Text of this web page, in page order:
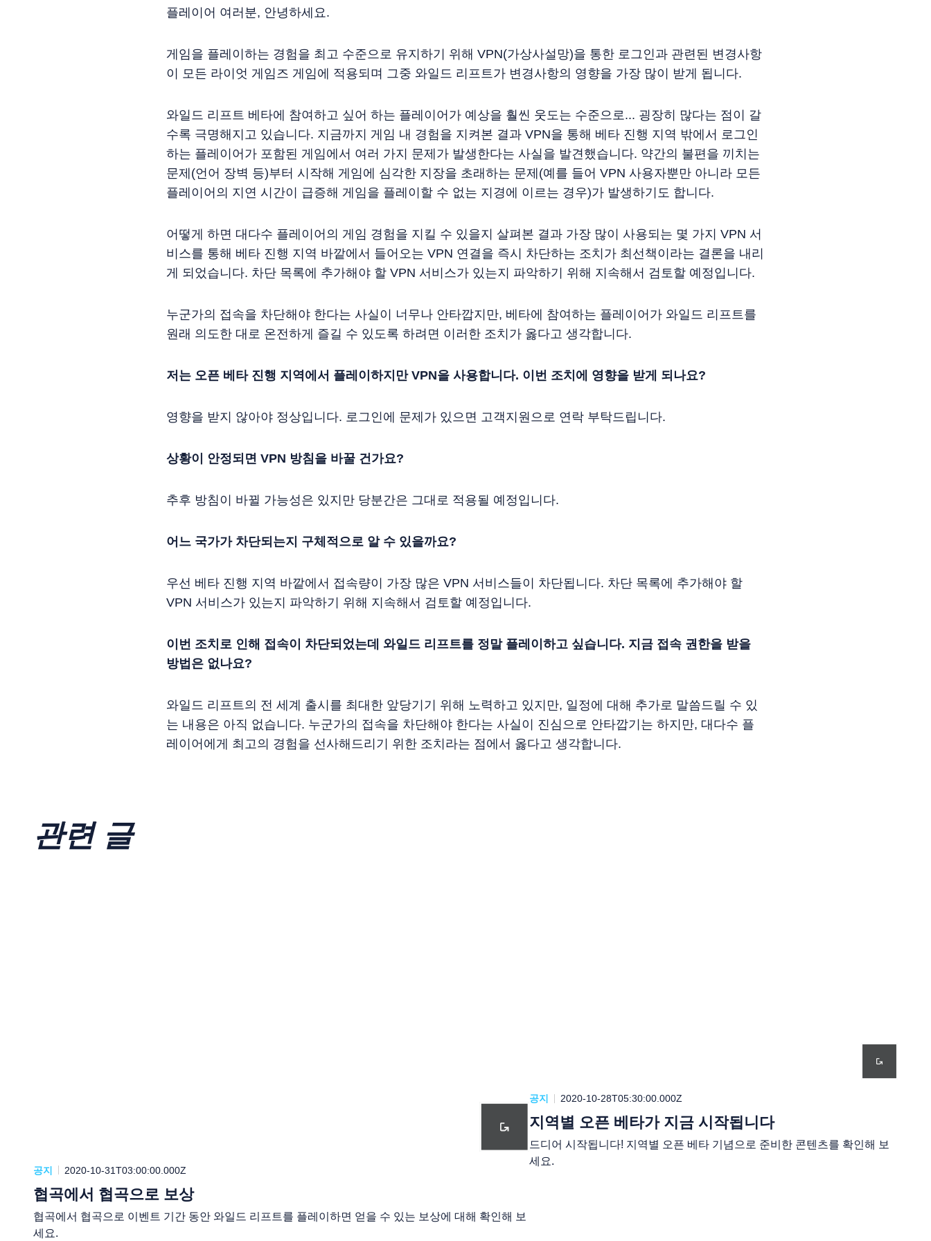
플레이어 여러분, 안녕하세요.
게임을 플레이하는 경험을 최고 수준으로 유지하기 위해 VPN(가상사설망)을 통한 로그인과 관련된 변경사항
이 모든 라이엇 게임즈 게임에 적용되며 그중 와일드 리프트가 변경사항의 영향을 가장 많이 받게 됩니다.
와일드 리프트 베타에 참여하고 싶어 하는 플레이어가 예상을 훨씬 웃도는 수준으로... 굉장히 많다는 점이 갈
수록 극명해지고 있습니다. 지금까지 게임 내 경험을 지켜본 결과 VPN을 통해 베타 진행 지역 밖에서 로그인
하는 플레이어가 포함된 게임에서 여러 가지 문제가 발생한다는 사실을 발견했습니다. 약간의 불편을 끼치는
문제(언어 장벽 등)부터 시작해 게임에 심각한 지장을 초래하는 문제(예를 들어 VPN 사용자뿐만 아니라 모든
플레이어의 지연 시간이 급증해 게임을 플레이할 수 없는 지경에 이르는 경우)가 발생하기도 합니다.
어떻게 하면 대다수 플레이어의 게임 경험을 지킬 수 있을지 살펴본 결과 가장 많이 사용되는 몇 가지 VPN 서
비스를 통해 베타 진행 지역 바깥에서 들어오는 VPN 연결을 즉시 차단하는 조치가 최선책이라는 결론을 내리
게 되었습니다. 차단 목록에 추가해야 할 VPN 서비스가 있는지 파악하기 위해 지속해서 검토할 예정입니다.
누군가의 접속을 차단해야 한다는 사실이 너무나 안타깝지만, 베타에 참여하는 플레이어가 와일드 리프트를
원래 의도한 대로 온전하게 즐길 수 있도록 하려면 이러한 조치가 옳다고 생각합니다.
저는 오픈 베타 진행 지역에서 플레이하지만 VPN을 사용합니다. 이번 조치에 영향을 받게 되나요?
영향을 받지 않아야 정상입니다. 로그인에 문제가 있으면 고객지원으로 연락 부탁드립니다.
상황이 안정되면 VPN 방침을 바꿀 건가요?
추후 방침이 바뀔 가능성은 있지만 당분간은 그대로 적용될 예정입니다.
어느 국가가 차단되는지 구체적으로 알 수 있을까요?
우선 베타 진행 지역 바깥에서 접속량이 가장 많은 VPN 서비스들이 차단됩니다. 차단 목록에 추가해야 할
VPN 서비스가 있는지 파악하기 위해 지속해서 검토할 예정입니다.
이번 조치로 인해 접속이 차단되었는데 와일드 리프트를 정말 플레이하고 싶습니다. 지금 접속 권한을 받을
방법은 없나요?
와일드 리프트의 전 세계 출시를 최대한 앞당기기 위해 노력하고 있지만, 일정에 대해 추가로 말씀드릴 수 있
는 내용은 아직 없습니다. 누군가의 접속을 차단해야 한다는 사실이 진심으로 안타깝기는 하지만, 대다수 플
레이어에게 최고의 경험을 선사해드리기 위한 조치라는 점에서 옳다고 생각합니다.
관련 글
공지 2020-10-31T03:00:00.000Z
협곡에서 협곡으로 보상
협곡에서 협곡으로 이벤트 기간 동안 와일드 리프트를 플레이하면 얻을 수 있는 보상에 대해 확인해 보
세요.
공지 2020-10-28T05:30:00.000Z
지역별 오픈 베타가 지금 시작됩니다
드디어 시작됩니다! 지역별 오픈 베타 기념으로 준비한 콘텐츠를 확인해 보
세요.